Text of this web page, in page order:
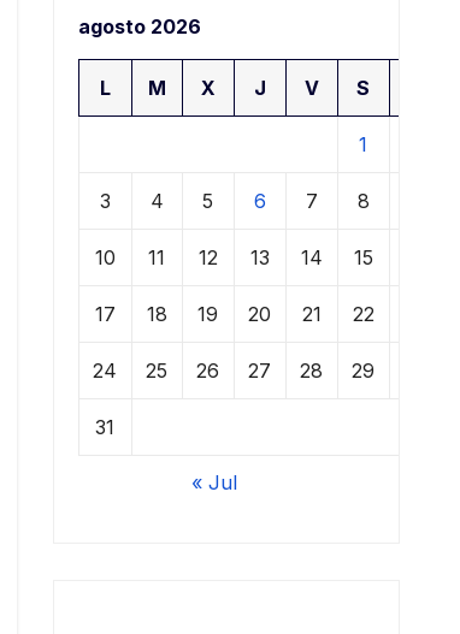
agosto 2026
L M X J V S
1
3 4 5 6 7 8
10 11 12 13 14 15
17 18 19 20 21 22
24 25 26 27 28 29
31
« Jul